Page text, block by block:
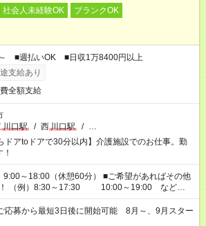
社会人未経験OK
ブランクOK
■週払いOK ■日収1万8400円以上
支給あり
全額支給
川口駅 / 西川口駅 / …
ドアtoドアで30分以内】介護施設でのお仕事。勤
18:00（休憩60分） ■ご希望があればその他
！ （例）8:30～17:30 10:00～19:00 など
みを合わせたい」 「できれば残業はしたくない」
ご希望に沿ったお仕事をご紹介します！ ※Wワ
へ 今ご覧のお仕事で希望する勤務時間と、もう1つ
募から最短3日後に開始可能 8月～、9月スター